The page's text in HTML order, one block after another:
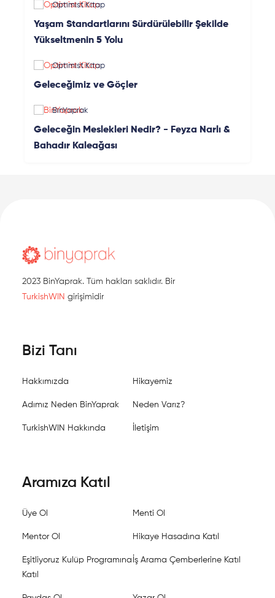
Optimist Kitap
Yaşam Standartlarını Sürdürülebilir Şekilde
Yükseltmenin 5 Yolu
Optimist Kitap
Geleceğimiz ve Göçler
BinYaprak
Geleceğin Meslekleri Nedir? - Feyza Narlı &
Bahadır Kaleağası
2023 BinYaprak. Tüm hakları saklıdır. Bir
TurkishWIN girişimidir
Bizi Tanı
Hakkımızda Hikayemiz
Adımız Neden BinYaprak Neden Varız?
TurkishWIN Hakkında İletişim
Aramıza Katıl
Üye Ol Menti Ol
Mentor Ol Hikaye Hasadına Katıl
Eşitliyoruz Kulüp Programına
Katıl
İş Arama Çemberlerine Katıl